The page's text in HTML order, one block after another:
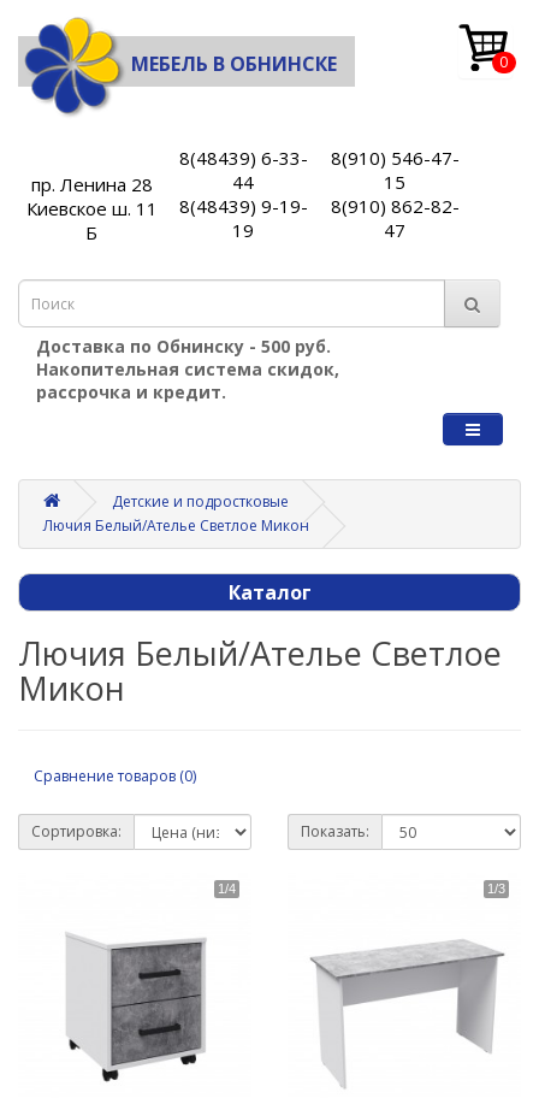
МЕБЕЛЬ В ОБНИНСКЕ 0
пр. Ленина 28
Киевское ш. 11
Б
8(48439) 6-33-
44
8(48439) 9-19-
19
8(910) 546-47-
15
8(910) 862-82-
47
Доставка по Обнинску - 500 руб.
Накопительная система скидок,
рассрочка и кредит.
Детские и подростковые
Лючия Белый/Ателье Светлое Микон
Каталог
Лючия Белый/Ателье Светлое
Микон
Сравнение товаров (0)
Сортировка: Показать: